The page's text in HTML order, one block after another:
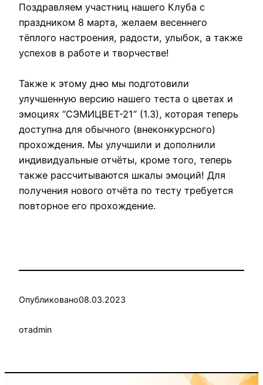
Поздравляем участниц нашего Клуба с
праздником 8 марта, желаем весеннего
тёплого настроения, радости, улыбок, а также
успехов в работе и творчестве!
Также к этому дню мы подготовили
улучшенную версию нашего теста о цветах и
эмоциях “СЭМИЦВЕТ-21” (1.3), которая теперь
доступна для обычного (внеконкурсного)
прохождения. Мы улучшили и дополнили
индивидуальные отчёты, кроме того, теперь
также рассчитываются шкалы эмоций! Для
получения нового отчёта по тесту требуется
повторное его прохождение.
Опубликовано08.03.2023
отadmin